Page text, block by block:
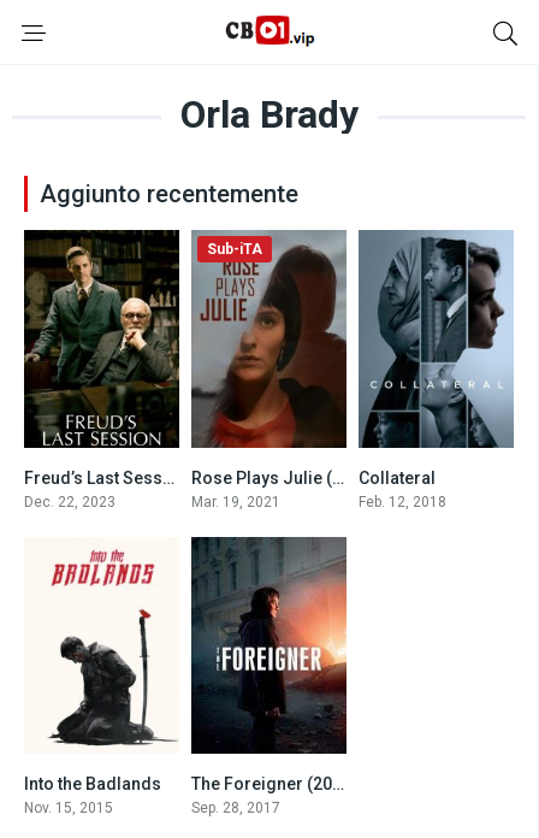
Orla Brady
Aggiunto recentemente
6Freud’s Last Session (2023)
Dec. 22, 2023
6.4
Sub-iTA
Rose Plays Julie (2021)
Mar. 19, 2021
Collateral
Feb. 12, 2018
7.5
Into the Badlands
Nov. 15, 2015
7.0The Foreigner (2017)
Sep. 28, 2017